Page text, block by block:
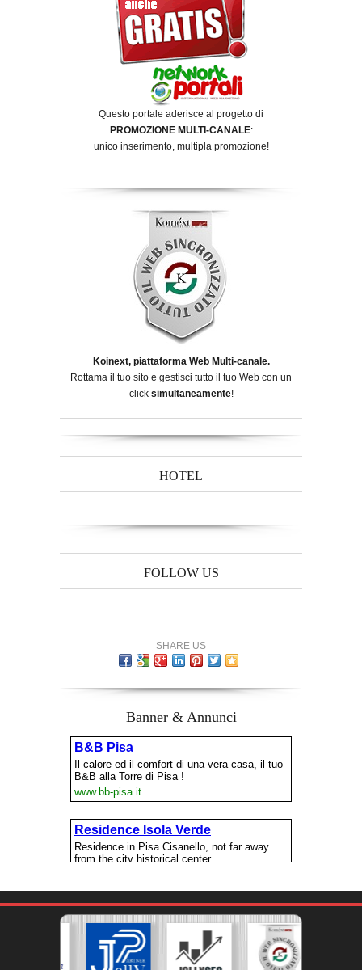
Questo portale aderisce al progetto di
PROMOZIONE MULTI-CANALE:
unico inserimento, multipla promozione!
Koinext, piattaforma Web Multi-canale.
Rottama il tuo sito e gestisci tutto il tuo Web con un
click simultaneamente!
HOTEL
FOLLOW US
SHARE US
Banner & Annunci